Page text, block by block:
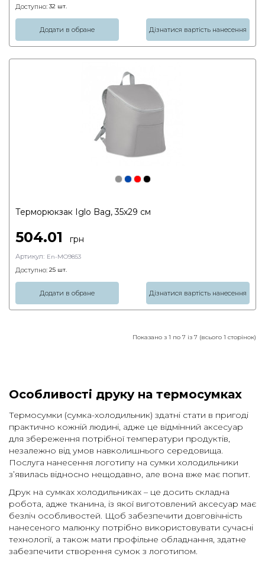
Доступно: 32 шт.
Додати в обране Дізнатися вартість нанесення
Терморюкзак Iglo Bag, 35х29 см
504.01 грн
Артикул: En-MO9853
Доступно: 25 шт.
Додати в обране Дізнатися вартість нанесення
Показано з 1 по 7 із 7 (всього 1 сторінок)
Особливості друку на термосумках
Термосумки (сумка-холодильник) здатні стати в пригоді
практично кожній людині, адже це відмінний аксесуар
для збереження потрібної температури продуктів,
незалежно від умов навколишнього середовища.
Послуга нанесення логотипу на сумки холодильники
з’явилась відносно нещодавно, але вона вже має попит.
Друк на сумках холодильниках – це досить складна
робота, адже тканина, із якої виготовлений аксесуар має
безліч особливостей. Щоб забезпечити довговічність
нанесеного малюнку потрібно використовувати сучасні
технології, а також мати профільне обладнання, здатне
забезпечити створення сумок з логотипом.